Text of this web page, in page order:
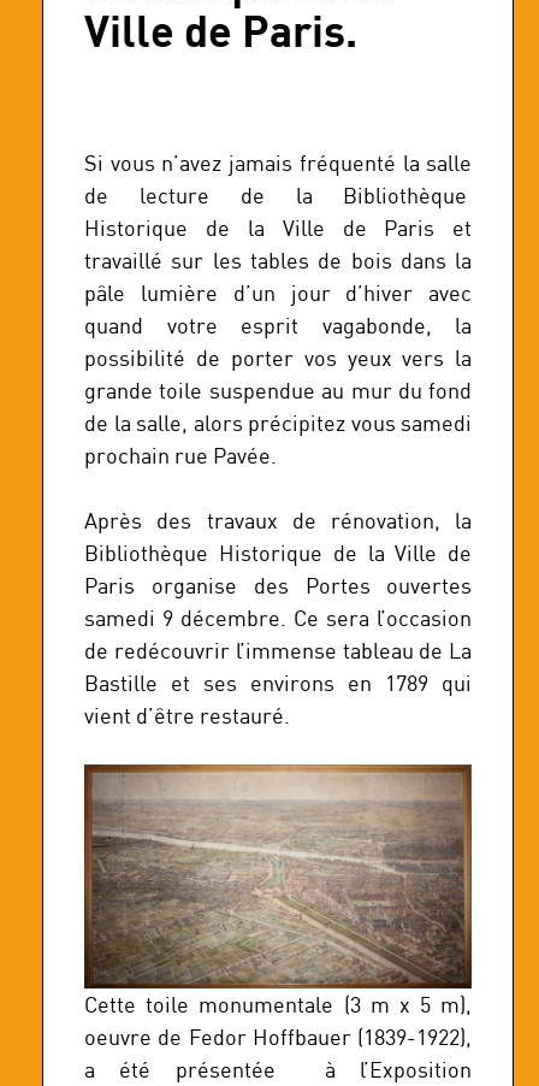
Ville de Paris.
Si vous n’avez jamais fréquenté la salle
de lecture de la Bibliothèque
Historique de la Ville de Paris et
travaillé sur les tables de bois dans la
pâle lumière d’un jour d’hiver avec
quand votre esprit vagabonde, la
possibilité de porter vos yeux vers la
grande toile suspendue au mur du fond
de la salle, alors précipitez vous samedi
prochain rue Pavée.
Après des travaux de rénovation, la
Bibliothèque Historique de la Ville de
Paris organise des Portes ouvertes
samedi 9 décembre. Ce sera l’occasion
de redécouvrir l’immense tableau de La
Bastille et ses environs en 1789 qui
vient d’être restauré.
Cette toile monumentale (3 m x 5 m),
oeuvre de Fedor Hoffbauer (1839-1922),
a été présentée à l’Exposition